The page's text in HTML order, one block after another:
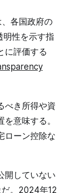
各国政府の
明性を示す指
に評価する
べき所得や資
意味する。
ローン控除な
開していない
だ。2024年12